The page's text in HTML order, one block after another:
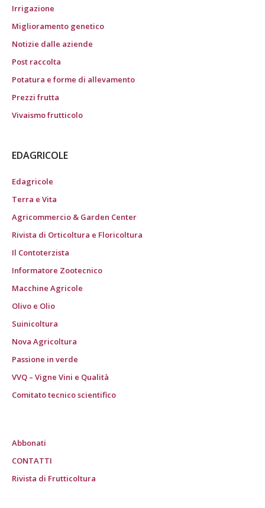
Irrigazione
Miglioramento genetico
Notizie dalle aziende
Post raccolta
Potatura e forme di allevamento
Prezzi frutta
Vivaismo frutticolo
EDAGRICOLE
Edagricole
Terra e Vita
Agricommercio & Garden Center
Rivista di Orticoltura e Floricoltura
Il Contoterzista
Informatore Zootecnico
Macchine Agricole
Olivo e Olio
Suinicoltura
Nova Agricoltura
Passione in verde
VVQ – Vigne Vini e Qualità
Comitato tecnico scientifico
Abbonati
CONTATTI
Rivista di Frutticoltura